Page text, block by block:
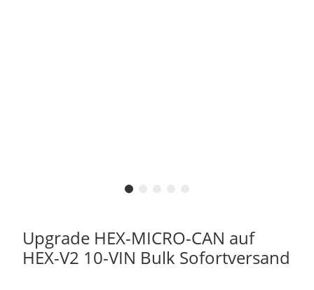
Upgrade HEX-MICRO-CAN auf
HEX-V2 10-VIN Bulk Sofortversand